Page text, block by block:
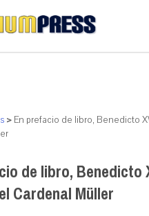
> En prefacio de libro, Benedicto
de libro, Benedicto
Cardenal Müller